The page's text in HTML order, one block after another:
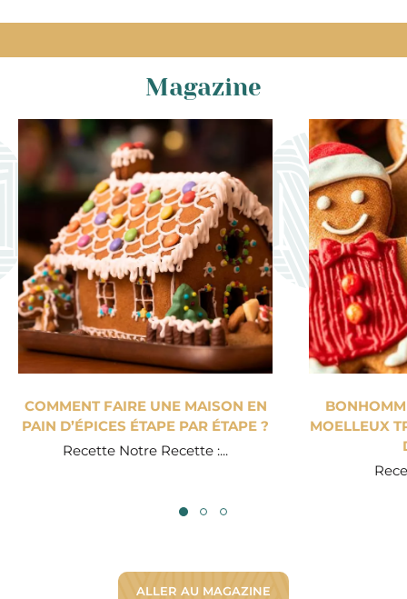
Magazine
COMMENT FAIRE UNE MAISON EN
PAIN D’ÉPICES ÉTAPE PAR ÉTAPE ?
Recette Notre Recette :...
MOELLEUX
ALLER AU MAGAZINE